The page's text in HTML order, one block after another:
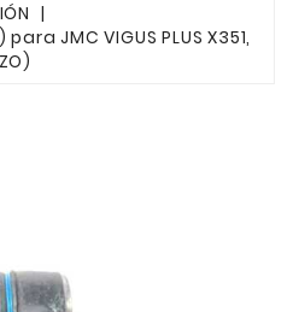
para JMC VIGUS PLUS X351,